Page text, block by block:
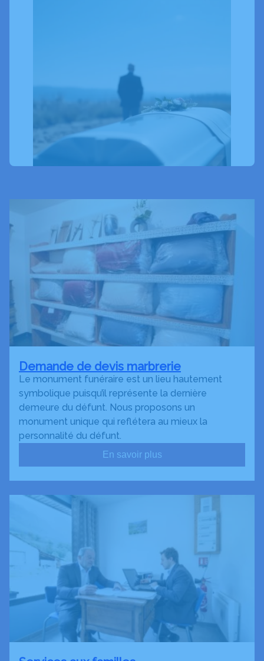
Demande de devis marbrerie
Le monument funéraire est un lieu hautement
symbolique puisqu’il représente la dernière
demeure du défunt. Nous proposons un
monument unique qui reflétera au mieux la
personnalité du défunt.
En savoir plus